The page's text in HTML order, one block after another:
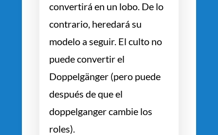
convertirá en un lobo. De lo
contrario, heredará su
modelo a seguir. El culto no
puede convertir el
Doppelgänger (pero puede
después de que el
doppelganger cambie los
roles).